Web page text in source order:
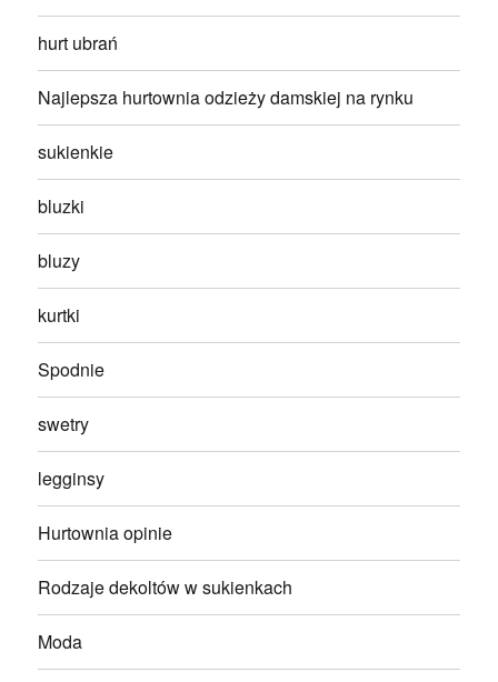
hurt ubrań
Najlepsza hurtownia odzieży damskiej na rynku
sukienkie
bluzki
bluzy
kurtki
Spodnie
swetry
legginsy
Hurtownia opinie
Rodzaje dekoltów w sukienkach
Moda